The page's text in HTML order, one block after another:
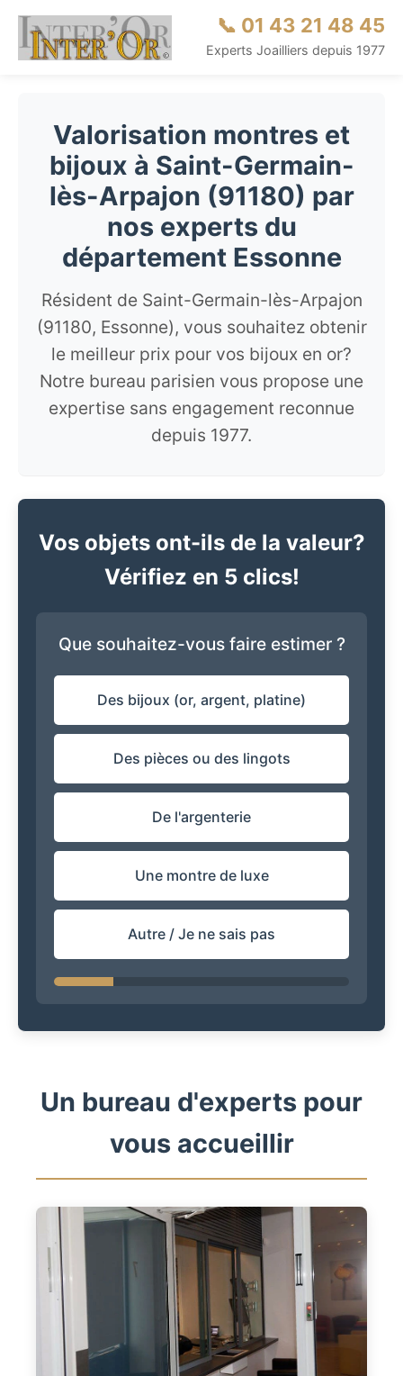
📞 01 43 21 48 45
Experts Joailliers depuis 1977
Valorisation montres et
bijoux à Saint-Germain-
lès-Arpajon (91180) par
nos experts du
département Essonne
Résident de Saint-Germain-lès-Arpajon
(91180, Essonne), vous souhaitez obtenir
le meilleur prix pour vos bijoux en or?
Notre bureau parisien vous propose une
expertise sans engagement reconnue
depuis 1977.
Vos objets ont-ils de la valeur?
Vérifiez en 5 clics!
Que souhaitez-vous faire estimer ?
Des bijoux (or, argent, platine)
Des pièces ou des lingots
De l'argenterie
Une montre de luxe
Autre / Je ne sais pas
Un bureau d'experts pour
vous accueillir